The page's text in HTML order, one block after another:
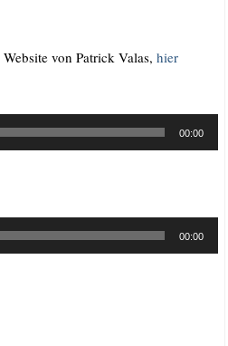
von Patrick Valas, hier
00:00
00:00